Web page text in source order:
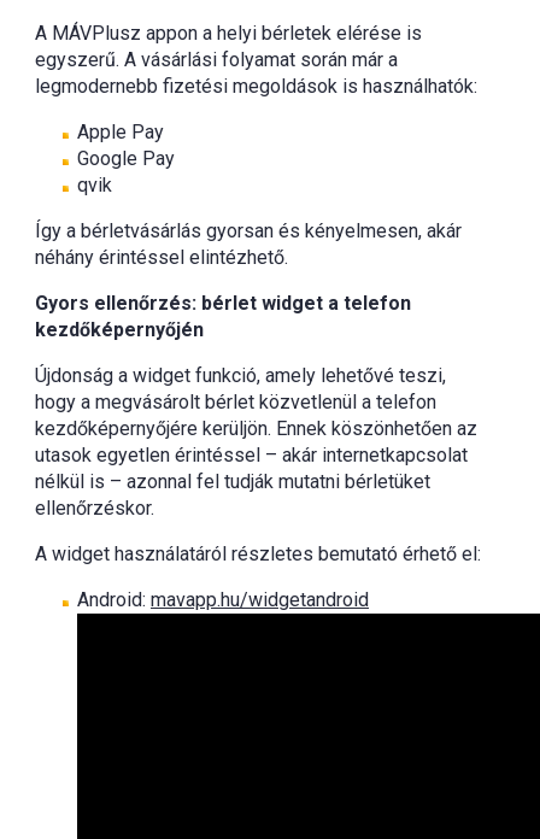
A MÁVPlusz appon a helyi bérletek elérése is
egyszerű. A vásárlási folyamat során már a
legmodernebb fizetési megoldások is használhatók:
Apple Pay
Google Pay
qvik
Így a bérletvásárlás gyorsan és kényelmesen, akár
néhány érintéssel elintézhető.
Gyors ellenőrzés: bérlet widget a telefon
kezdőképernyőjén
Újdonság a widget funkció, amely lehetővé teszi,
hogy a megvásárolt bérlet közvetlenül a telefon
kezdőképernyőjére kerüljön. Ennek köszönhetően az
utasok egyetlen érintéssel – akár internetkapcsolat
nélkül is – azonnal fel tudják mutatni bérletüket
ellenőrzéskor.
A widget használatáról részletes bemutató érhető el:
Android: mavapp.hu/widgetandroid